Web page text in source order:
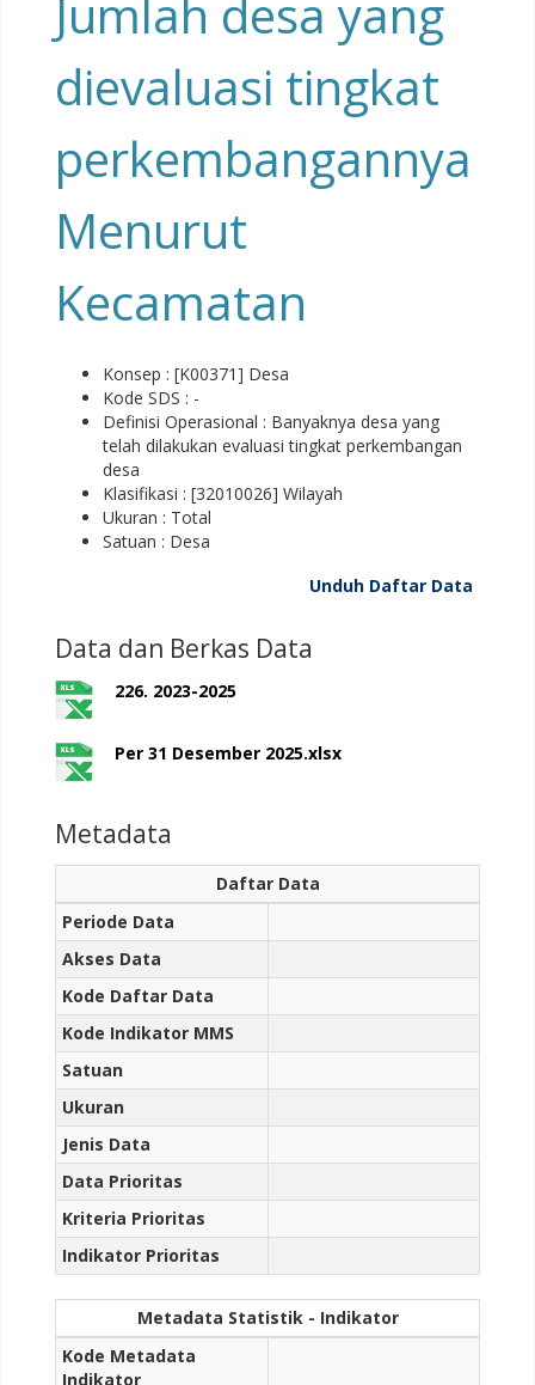
Jumlah desa yang
dievaluasi tingkat
perkembangannya
Menurut
Kecamatan
Konsep : [K00371] Desa
Kode SDS : -
Definisi Operasional : Banyaknya desa yang
telah dilakukan evaluasi tingkat perkembangan
desa
Klasifikasi : [32010026] Wilayah
Ukuran : Total
Satuan : Desa
Unduh Daftar Data
Data dan Berkas Data
226. 2023-2025
Per 31 Desember 2025.xlsx
Metadata
Daftar Data
Periode Data
Akses Data
Kode Daftar Data
Kode Indikator MMS
Satuan
Ukuran
Jenis Data
Data Prioritas
Kriteria Prioritas
Indikator Prioritas
Metadata Statistik - Indikator
Kode Metadata
Indikator